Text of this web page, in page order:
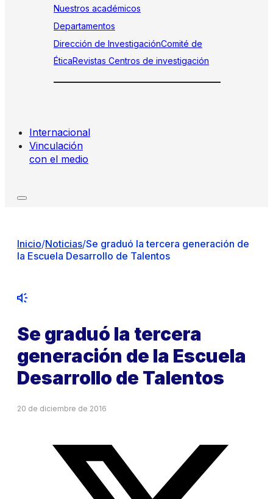
Nuestros académicos
Departamentos
Dirección de InvestigaciónComité de
ÉticaRevistas Centros de investigación
Internacional
Vinculación
con el medio
Inicio/Noticias/Se graduó la tercera generación de
la Escuela Desarrollo de Talentos
Se graduó la tercera
generación de la Escuela
Desarrollo de Talentos
20 de diciembre de 2016